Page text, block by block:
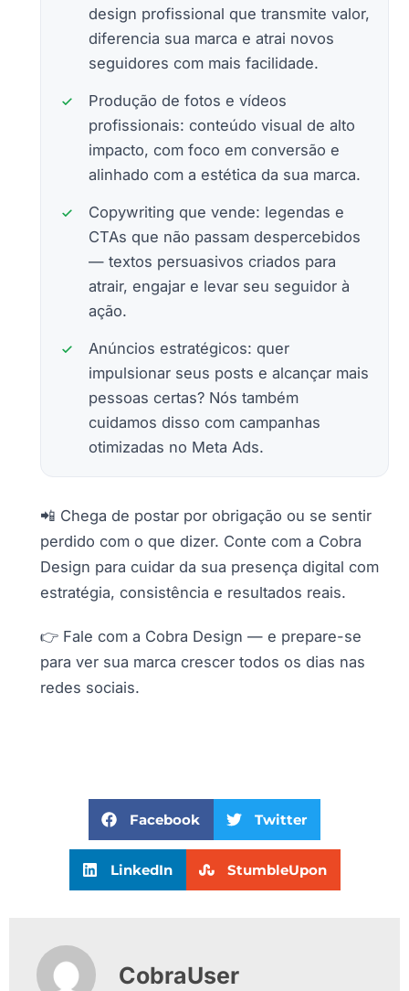
design profissional que transmite valor,
diferencia sua marca e atrai novos
seguidores com mais facilidade.
Produção de fotos e vídeos
profissionais: conteúdo visual de alto
impacto, com foco em conversão e
alinhado com a estética da sua marca.
Copywriting que vende: legendas e
CTAs que não passam despercebidos
— textos persuasivos criados para
atrair, engajar e levar seu seguidor à
ação.
Anúncios estratégicos: quer
impulsionar seus posts e alcançar mais
pessoas certas? Nós também
cuidamos disso com campanhas
otimizadas no Meta Ads.
📲 Chega de postar por obrigação ou se sentir
perdido com o que dizer. Conte com a Cobra
Design para cuidar da sua presença digital com
estratégia, consistência e resultados reais.
👉 Fale com a Cobra Design — e prepare-se
para ver sua marca crescer todos os dias nas
redes sociais.
Facebook Twitter
LinkedIn StumbleUpon
CobraUser